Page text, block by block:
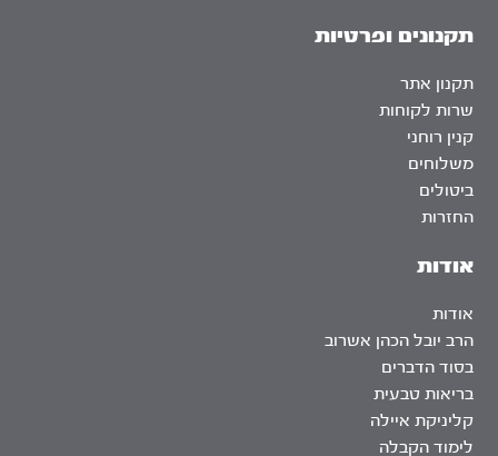
אודות
אודות
הרב יובל הכהן אשרוב
בסוד הדברים
בריאות טבעית
קליניקת איילה
לימוד הקבלה
תקנונים ופרטיות
תקנון אתר
שרות לקוחות
קנין רוחני
משלוחים
ביטולים
החזרות